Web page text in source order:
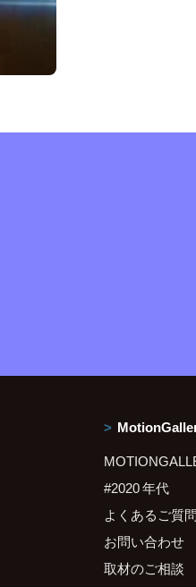
#2020 年代
よくあるご質問
お問い合わせ
取材のご相談